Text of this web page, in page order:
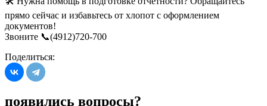
прямо сейчас и избавьтесь от хлопот с оформлением
документов!
Звоните 📞(4912)720-700
Поделиться:
появились вопросы?